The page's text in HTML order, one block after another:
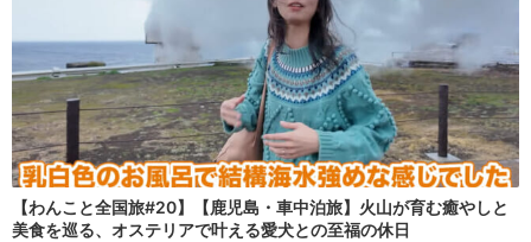
【わんこと全国旅#20】【鹿児島・車中泊旅】火山が育む癒やしと
美食を巡る、オステリアで叶える愛犬との至福の休日